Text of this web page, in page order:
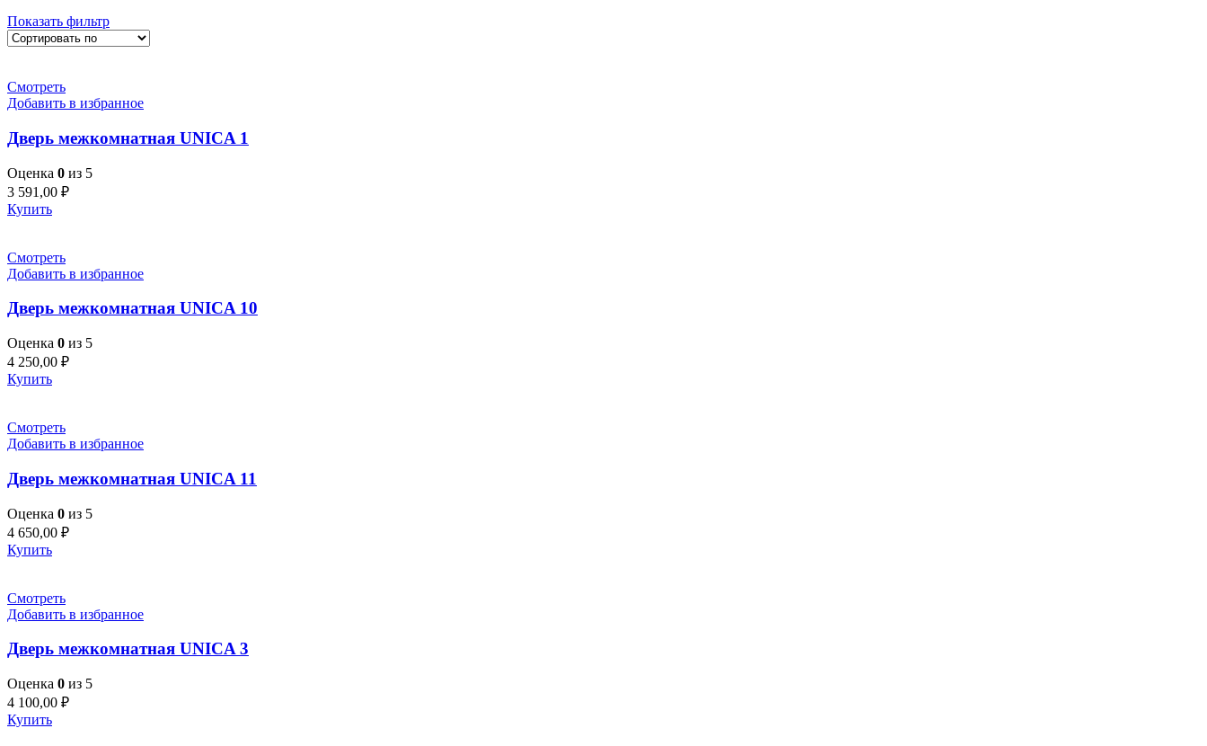
Показать фильтр
Смотреть
Добавить в избранное
Дверь межкомнатная UNICA 1
Оценка 0 из 5
3 591,00 ₽
Купить
Смотреть
Добавить в избранное
Дверь межкомнатная UNICA 10
Оценка 0 из 5
4 250,00 ₽
Купить
Смотреть
Добавить в избранное
Дверь межкомнатная UNICA 11
Оценка 0 из 5
4 650,00 ₽
Купить
Смотреть
Добавить в избранное
Дверь межкомнатная UNICA 3
Оценка 0 из 5
4 100,00 ₽
Купить